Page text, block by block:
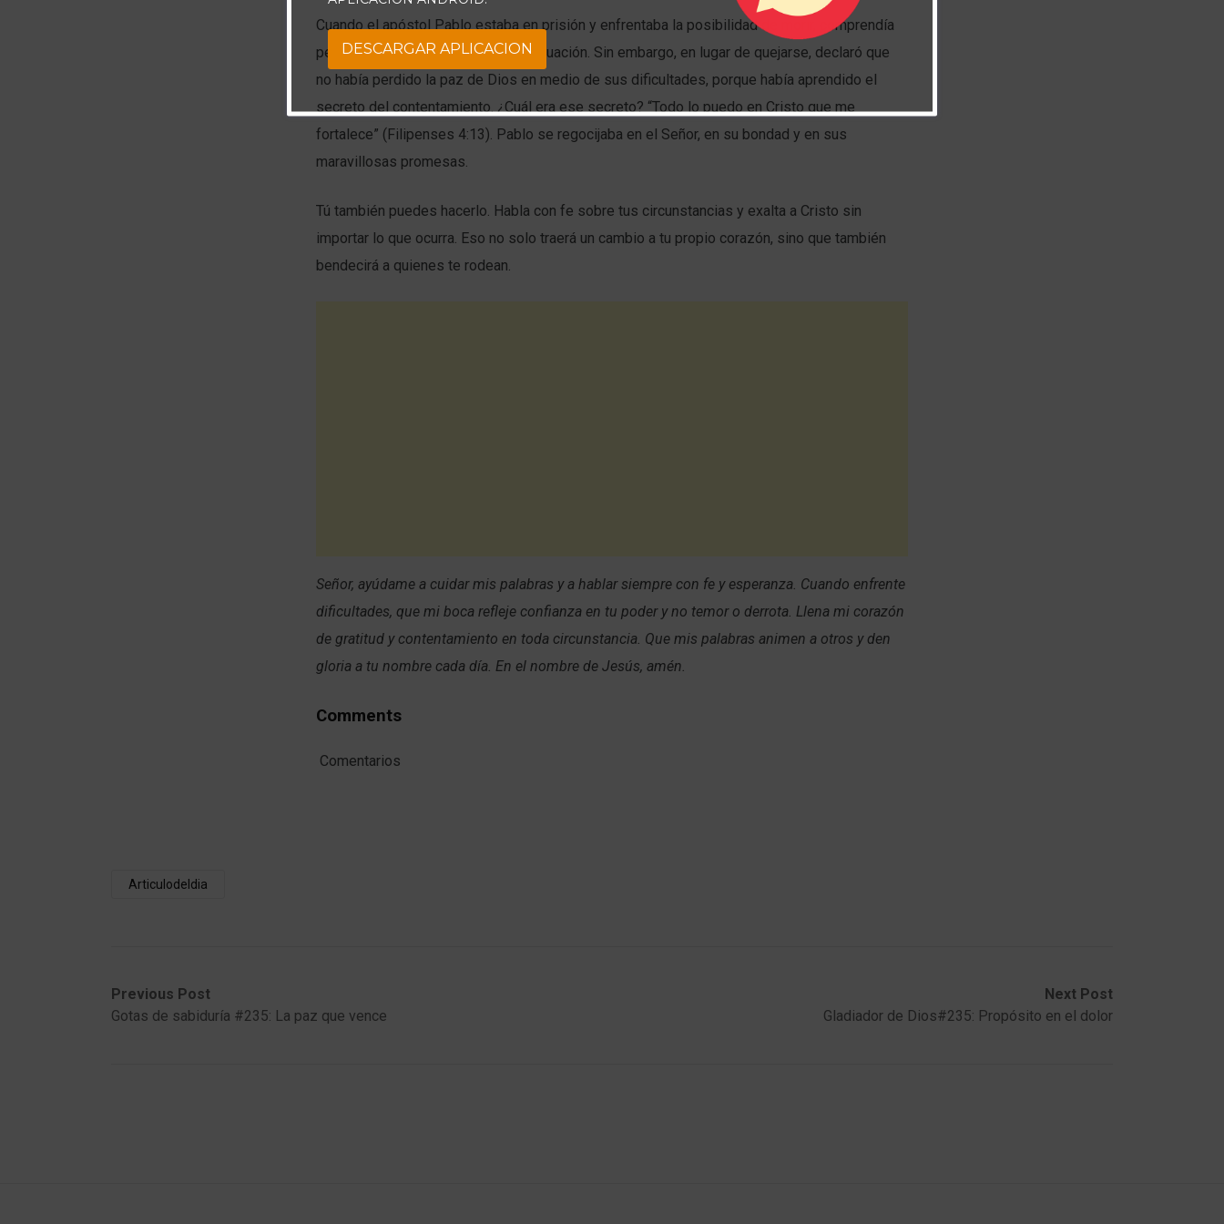
Cuando el apóstol Pablo estaba en prisión y enfrentaba la posibilidad de morir, comprendía
perfectamente la gravedad de su situación. Sin embargo, en lugar de quejarse, declaró que
no había perdido la paz de Dios en medio de sus dificultades, porque había aprendido el
secreto del contentamiento. ¿Cuál era ese secreto? “Todo lo puedo en Cristo que me
fortalece” (Filipenses 4:13). Pablo se regocijaba en el Señor, en su bondad y en sus
maravillosas promesas.
Tú también puedes hacerlo. Habla con fe sobre tus circunstancias y exalta a Cristo sin
importar lo que ocurra. Eso no solo traerá un cambio a tu propio corazón, sino que también
bendecirá a quienes te rodean.
Señor, ayúdame a cuidar mis palabras y a hablar siempre con fe y esperanza. Cuando enfrente
dificultades, que mi boca refleje confianza en tu poder y no temor o derrota. Llena mi corazón
de gratitud y contentamiento en toda circunstancia. Que mis palabras animen a otros y den
gloria a tu nombre cada día. En el nombre de Jesús, amén.
Comments
Comentarios
Articulodeldia
Previous Post
Gotas de sabiduría #235: La paz que vence
Next Post
Gladiador de Dios#235: Propósito en el dolor
DESCARGAR APLICACION